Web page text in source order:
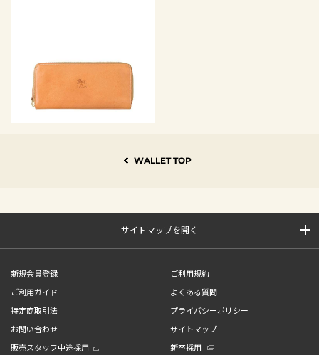
WALLET TOP
サイトマップを開く
新規会員登録
ご利用規約
ご利用ガイド
よくある質問
特定商取引法
プライバシーポリシー
お問い合わせ
サイトマップ
販売スタッフ中途採用
新卒採用